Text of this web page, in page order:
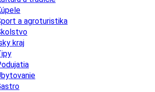
a agroturistika
kraj